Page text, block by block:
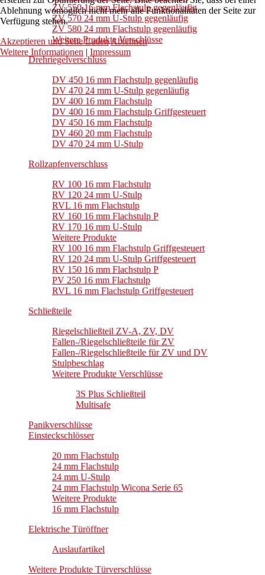
ZV 550 16 mm Flachstulp gegenläufig
ZV 570 24 mm U-Stulp gegenläufig
ZV 580 24 mm Flachstulp gegenläufig
Weitere Produkte Verschlüsse
Drehriegelverschluss
DV 450 16 mm Flachstulp gegenläufig
DV 470 24 mm U-Stulp gegenläufig
DV 400 16 mm Flachstulp
DV 400 16 mm Flachstulp Griffgesteuert
DV 450 16 mm Flachstulp
DV 460 20 mm Flachstulp
DV 470 24 mm U-Stulp
Rollzapfenverschluss
RV 100 16 mm Flachstulp
RV 120 24 mm U-Stulp
RVL 16 mm Flachstulp
RV 160 16 mm Flachstulp P
RV 170 16 mm U-Stulp
Weitere Produkte
RV 100 16 mm Flachstulp Griffgesteuert
RV 120 24 mm U-Stulp Griffgesteuert
RV 150 16 mm Flachstulp P
PV 250 16 mm Flachstulp
RVL 16 mm Flachstulp Griffgesteuert
Schließteile
Riegelschließteil ZV-A, ZV, DV
Fallen-/Riegelschließteile für ZV
Fallen-/Riegelschließteile für ZV und DV
Stulpbeschlag
Weitere Produkte Verschlüsse
3S Plus Schließteil
Multisafe
Panikverschlüsse
Einsteckschlösser
20 mm Flachstulp
24 mm Flachstulp
24 mm U-Stulp
24 mm Flachstulp Wicona Serie 65
Weitere Produkte
16 mm Flachstulp
Elektrische Türöffner
Auslaufartikel
Weitere Produkte Türverschlüsse
Ablehnung womöglich nicht mehr alle Funktionalitäten der Seite zur
Verfügung stehen.
Akzeptieren und Seite LadenAblehnen
Weitere Informationen | Impressum